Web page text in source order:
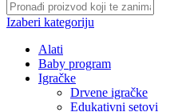
Izaberi kategoriju
Alati
Baby program
Igračke
Drvene igračke
Edukativni setovi